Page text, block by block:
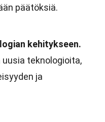
päätöksiä.
kehitykseen.
teknologioita,
ja